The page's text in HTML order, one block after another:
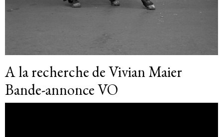
A la recherche de Vivian Maier
Bande-annonce VO